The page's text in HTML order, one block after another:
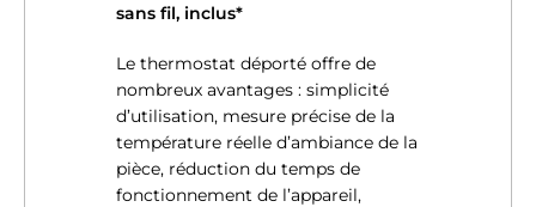
sans fil, inclus*
Le thermostat déporté offre de
nombreux avantages : simplicité
d’utilisation, mesure précise de la
température réelle d’ambiance de la
pièce, réduction du temps de
fonctionnement de l’appareil,